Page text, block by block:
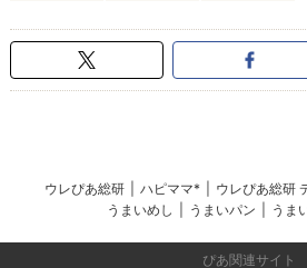
ウレぴあ総研 ハピママ* ウレぴあ総研
うまいめし
うまいパン うま
ぴあ関連サイト